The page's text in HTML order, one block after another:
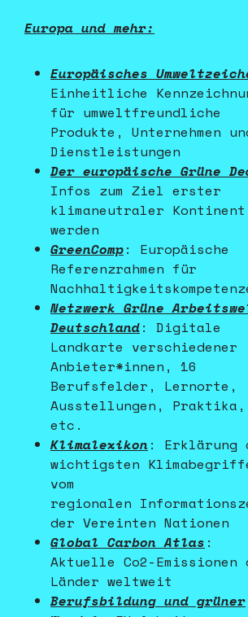
Europa und mehr:
Europäisches
Einheitliche
für umweltfreundliche
Produkte, Unternehmen
Dienstleistungen
Der europäische Grüne
Infos zum Ziel erster
klimaneutraler
werden
GreenComp: Europäische
Referenzrahmen für
Netzwerk Grüne
Deutschland: Digitale
Landkarte verschiedener
Anbieter*innen, 16
Berufsfelder, Lernorte,
Ausstellungen, Praktika,
etc.
Klimalexikon : Erklärung
wichtigsten
vom
regionalen
der Vereinten Nationen
Global Carbon Atlas :
Aktuelle Co2-Emissionen
Länder weltweit
Berufsbildung und grüner